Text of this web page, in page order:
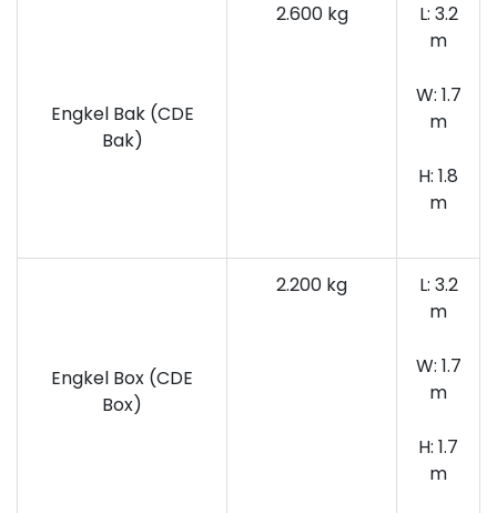
Engkel Bak (CDE
Bak)
2.600 kg
L: 3.2
m
W: 1.7
m
H: 1.8
m
Engkel Box (CDE
Box)
2.200 kg
L: 3.2
m
W: 1.7
m
H: 1.7
m